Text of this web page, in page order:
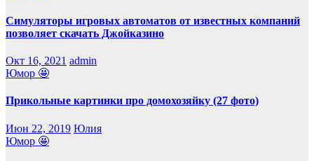
Симуляторы игровых автоматов от известных компаний
позволяет скачать Джойказино
Окт 16, 2021 admin
Юмор 🤩
Прикольные картинки про домохозяйку (27 фото)
Июн 22, 2019 Юлия
Юмор 🤩